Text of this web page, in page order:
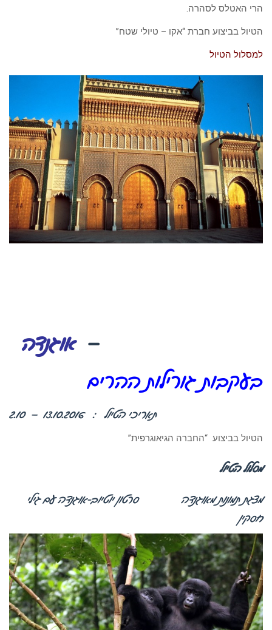
הרי האטלס לסהרה.
הטיול בביצוע חברת “אקו – טיולי שטח”
למסלול הטיול
–אוגנדה
בעקבות גורילות ההרים
תאריכי הטיול : 13.10.2016 – 2.10
הטיול בביצוע “החברה הגיאוגרפית”
מסלול הטיול
מצגת תמונות מאוגנדה
סרטון יוטיוב-אוגנדה עם גילי
חסקין